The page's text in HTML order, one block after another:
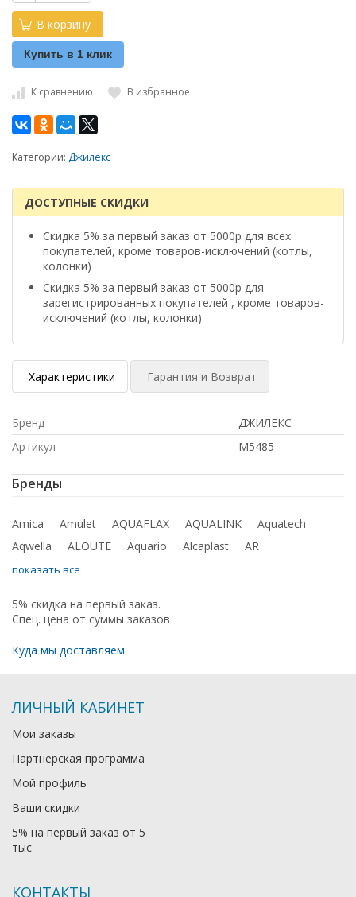
В корзину
Купить в 1 клик
К сравнению В избранное
Категории: Джилекс
ДОСТУПНЫЕ СКИДКИ
Скидка 5% за первый заказ от 5000р для всех
покупателей, кроме товаров-исключений (котлы,
колонки)
Скидка 5% за первый заказ от 5000р для
зарегистрированных покупателей , кроме товаров-
исключений (котлы, колонки)
Характеристики Гарантия и Возврат
Бренд
ДЖИЛЕКС
Артикул
М5485
Бренды
Amica Amulet AQUAFLAX AQUALINK
Aquatech
Aqwella
ALOUTE Aquario Alcaplast AR
показать все
5% скидка на первый заказ.
Спец. цена от суммы заказов
Куда мы доставляем
ЛИЧНЫЙ КАБИНЕТ
Мои заказы
Партнерская программа
Мой профиль
Ваши скидки
5% на первый заказ от 5
тыс
КОНТАКТЫ